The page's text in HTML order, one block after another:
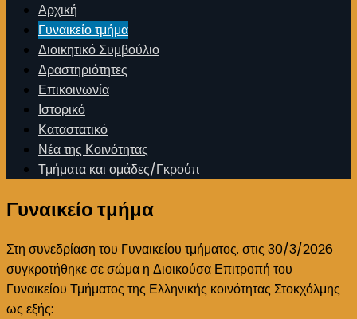
Αρχική
Γυναικείο τμήμα
Διοικητικό Συμβούλιο
Δραστηριότητες
Επικοινωνία
Ιστορικό
Καταστατικό
Νέα της Κοινότητας
Τμήματα και ομάδες/Γκρούπ
Γυναικείο τμήμα
Στη συνεδρίαση του Γυναικείου τμήματος. στις 30/3/2026
συγκροτήθηκε σε σώμα η Διοικούσα Επιτροπή του
Γυναικείου Τμήματος της Ελληνικής κοινότητας Στοκχόλμης
ως εξής: